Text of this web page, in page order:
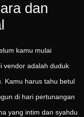
dan
kamu mulai
vendor adalah duduk
Kamu harus tahu betul
di hari pertunangan
yang intim dan syahdu